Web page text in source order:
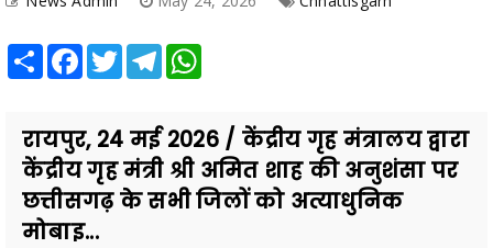
Share Facebook
TwitterTelegram
रायपुर, 24 मई 2026 / केंद्रीय गृह मंत्रालय द्वारा
केंद्रीय गृह मंत्री श्री अमित शाह की अनुशंसा पर
छत्तीसगढ़ के सभी जिलों को अत्याधुनिक
मोबाइ...